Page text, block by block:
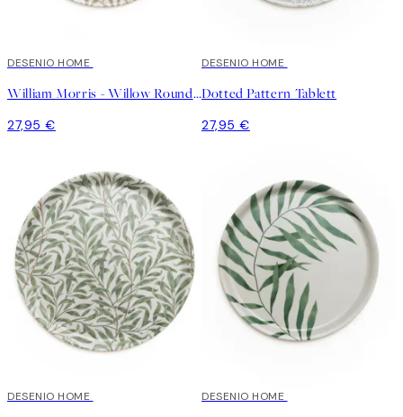
DESENIO HOME
William Morris - Willow Round Tablett
27,95 €
DESENIO HOME
Dotted Pattern Tablett
27,95 €
DESENIO HOME DESENIO HOME